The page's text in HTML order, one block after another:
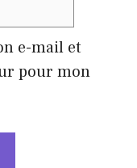
e-mail et
pour mon